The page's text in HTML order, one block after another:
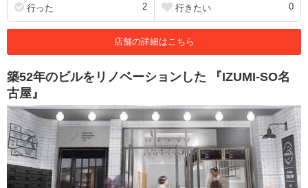
行った 2 行きたい 0
店舗の詳細はこちら
築52年のビルをリノベーションした 『IZUMI-SO名
古屋』